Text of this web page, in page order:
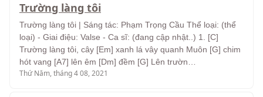
Trường làng tôi
Trường làng tôi | Sáng tác: Phạm Trọng Cầu Thể loại: (thể
loại) - Giai điệu: Valse - Ca sĩ: (đang cập nhật..) 1. [C]
Trường làng tôi, cây [Em] xanh lá vây quanh Muôn [G] chim
hót vang [A7] lên êm [Dm] đềm [G] Lên trườn…
Thứ Năm, tháng 4 08, 2021